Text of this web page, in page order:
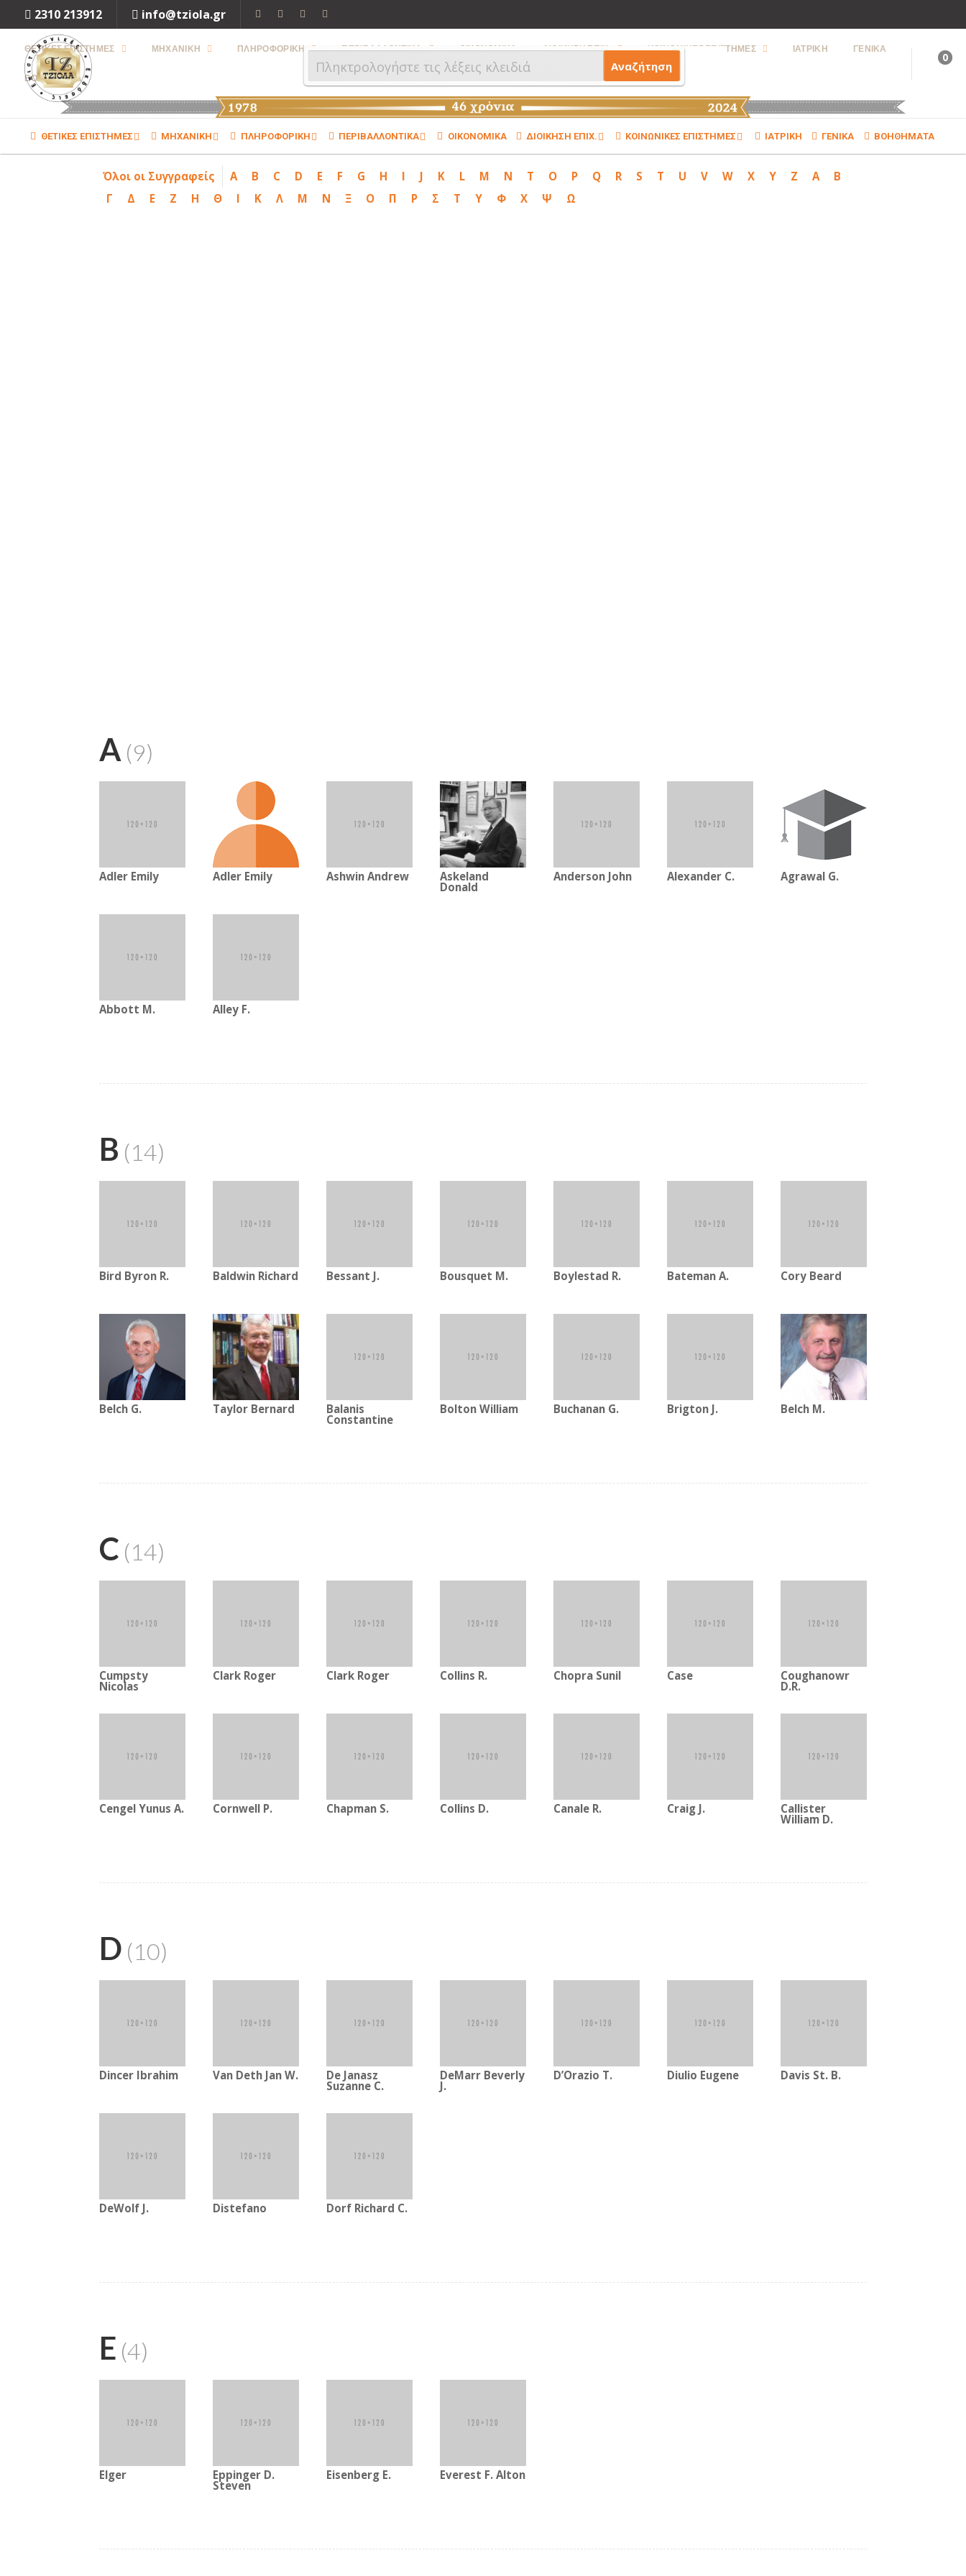
info@tziola.gr
2310 213912
ΘΕΤΙΚΕΣ ΕΠΙΣΤΗΜΕΣ ΜΗΧΑΝΙΚΗ ΠΛΗΡΟΦΟΡΙΚΗ ΠΕΡΙΒΑΛΛΟΝΤΙΚΑ ΟΙΚΟΝΟΜΙΚΑ ΔΙΟΙΚΗΣΗ ΕΠΙΧ. ΚΟΙΝΩΝΙΚΕΣ ΕΠΙΣΤΗΜΕΣ ΙΑΤΡΙΚΗ ΓΕΝΙΚΑ
ΒΟΗΘΗΜΑΤΑ
Αναζήτηση
0
ΘΕΤΙΚΕΣ ΕΠΙΣΤΗΜΕΣ ΜΗΧΑΝΙΚΗ ΠΛΗΡΟΦΟΡΙΚΗ ΠΕΡΙΒΑΛΛΟΝΤΙΚΑ ΟΙΚΟΝΟΜΙΚΑ ΔΙΟΙΚΗΣΗ ΕΠΙΧ. ΚΟΙΝΩΝΙΚΕΣ ΕΠΙΣΤΗΜΕΣ ΙΑΤΡΙΚΗ ΓΕΝΙΚΑ ΒΟΗΘΗΜΑΤΑ
Όλοι οι Συγγραφείς A B C D E F G H I J K L M N T O P Q R S T U V W X Y Z Α
Β
Γ
Δ Ε Ζ Η Θ Ι Κ Λ Μ Ν Ξ Ο Π Ρ Σ Τ Υ Φ Χ Ψ Ω
A (9)
Adler Emily Adler Emily Ashwin Andrew Askeland
Donald
Anderson John Alexander C. Agrawal G.
Abbott M. Alley F.
B (14)
Bird Byron R. Baldwin Richard Bessant J. Bousquet M. Boylestad R. Bateman Α. Cory Beard
Belch G. Taylor Bernard Balanis
Constantine
Bolton William Buchanan G. Brigton J. Belch M.
C (14)
Cumpsty
Nicolas
Clark Roger Clark Roger Collins R. Chopra Sunil Case Coughanowr
D.R.
Cengel Yunus A. Cornwell P. Chapman S. Collins D. Canale R. Craig J. Callister
William D.
D (10)
Dincer Ibrahim Van Deth Jan W. De Janasz
Suzanne C.
DeMarr Beverly
J.
D’Orazio T. Diulio Eugene Davis St. B.
DeWolf J. Distefano Dorf Richard C.
E (4)
Elger Eppinger D.
Steven
Eisenberg E. Everest F. Alton